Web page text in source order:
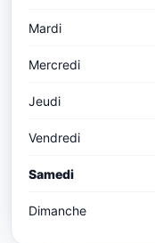
Mardi
Mercredi
Jeudi
Vendredi
Samedi
Dimanche